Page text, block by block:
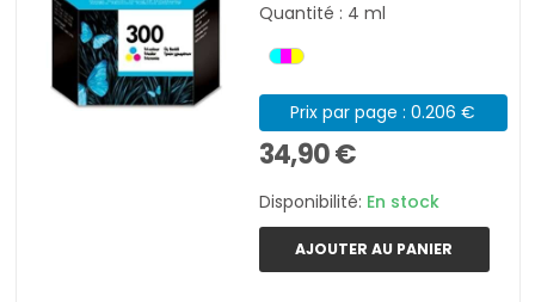
Quantité : 4 ml
Prix par page : 0.206 €
34,90 €
Disponibilité: En stock
AJOUTER AU PANIER